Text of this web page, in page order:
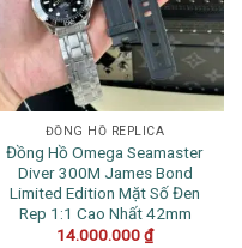
ĐỒNG HỒ REPLICA
Đồng Hồ Omega Seamaster
Diver 300M James Bond
Limited Edition Mặt Số Đen
Rep 1:1 Cao Nhất 42mm
14.000.000₫